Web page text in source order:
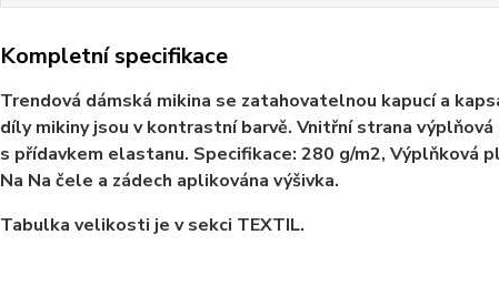
Kompletní specifikace
Trendová dámská mikina se zatahovatelnou kapucí a
díly mikiny jsou v kontrastní barvě. Vnitřní strana
s přídavkem elastanu. Specifikace: 280 g/m2, Výplňková
Na Na čele a zádech aplikována výšivka.
Tabulka velikosti je v sekci TEXTIL.